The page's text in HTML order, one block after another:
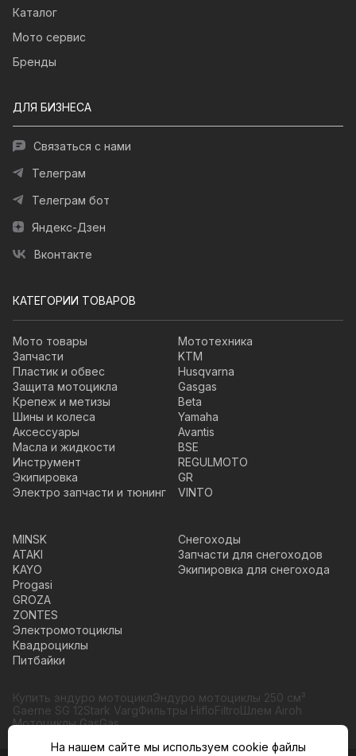
Каталог
Мото сервис
Бренды
ДЛЯ БИЗНЕСА
Связаться с нами
Телеграм
Телеграм бот
Яндекс-Дзен
Вконтакте
КАТЕГОРИИ ТОВАРОВ
Мото товары
Запчасти
Пластик и обвес
Защита мотоцикла
Крепеж и метизы
Шины и колеса
Аксессуары
Масла и жидкости
Инструмент
Экипировка
Электро запчасти и тюнинг
Мототехника
KTM
Husqvarna
Gasgas
Beta
Yamaha
Avantis
BSE
REGULMOTO
GR
VINTO
MINSK
ATAKI
KAYO
Progasi
GROZA
ZONTES
Электромотоциклы
Квадроциклы
Питбайки
Снегоходы
Запчасти для снегоходов
Экипировка для снегохода
Купить эндуро мотоциклЭндуро мотоциклы 250 см³
Gaerne SG 12Stark VargФильтры HifloFiltroШлем Airoh
Мотоциклы GasGas
На нашем сайте мы используем cookie файлы